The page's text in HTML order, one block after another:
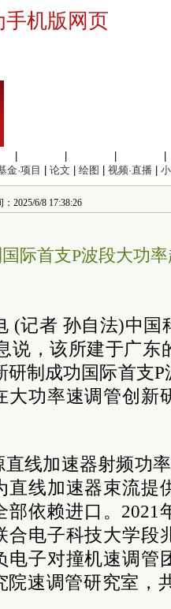
手机版网页
金·项目 论文 绘图 视频·直播
2025/6/8 17:38:26
际首支P波段大功
(记者 孙自法)中国
说，该所建于广东
研制成功国际首支
大功率速调管创新
线加速器射频功
直线加速器束流提
部依赖进口。2021
合电子科技大学段
电子对撞机速调管
速调管研究室，